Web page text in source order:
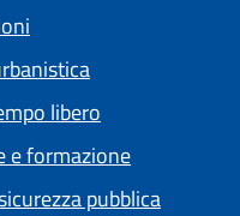
libero
e formazione
pubblica